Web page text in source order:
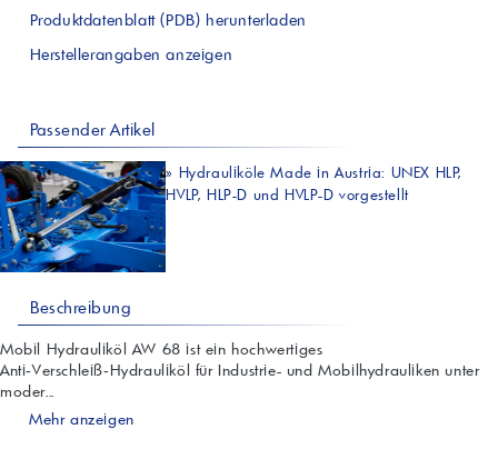
Produktdatenblatt (PDB) herunterladen
Herstellerangaben anzeigen
Passender Artikel
» Hydrauliköle Made in Austria: UNEX HLP,
HVLP, HLP-D und HVLP-D vorgestellt
Beschreibung
Mobil Hydrauliköl AW 68 ist ein hochwertiges
Anti‑Verschleiß‑Hydrauliköl für Industrie- und Mobilhydrauliken unter
moder...
Mehr anzeigen